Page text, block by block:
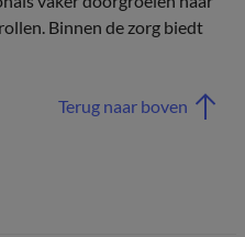
Binnen de zorg biedt
Terug naar boven